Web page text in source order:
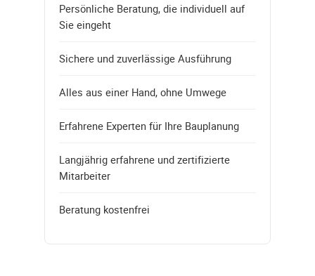
Persönliche Beratung, die individuell auf
Sie eingeht
Sichere und zuverlässige Ausführung
Alles aus einer Hand, ohne Umwege
Erfahrene Experten für Ihre Bauplanung
Langjährig erfahrene und zertifizierte
Mitarbeiter
Beratung kostenfrei